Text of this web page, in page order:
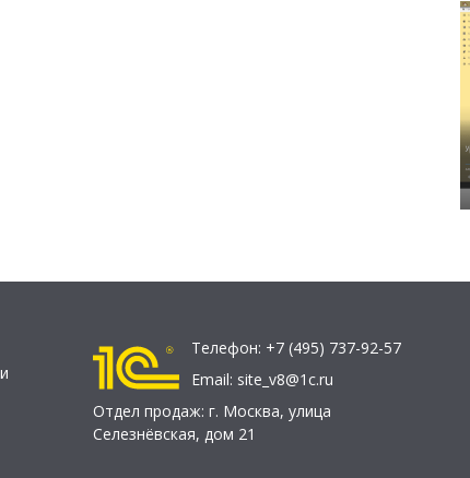
Телефон: +7 (495) 737-92-57
Email: site_v8@1c.ru
Отдел продаж: г. Москва, улица
Селезнёвская, дом 21